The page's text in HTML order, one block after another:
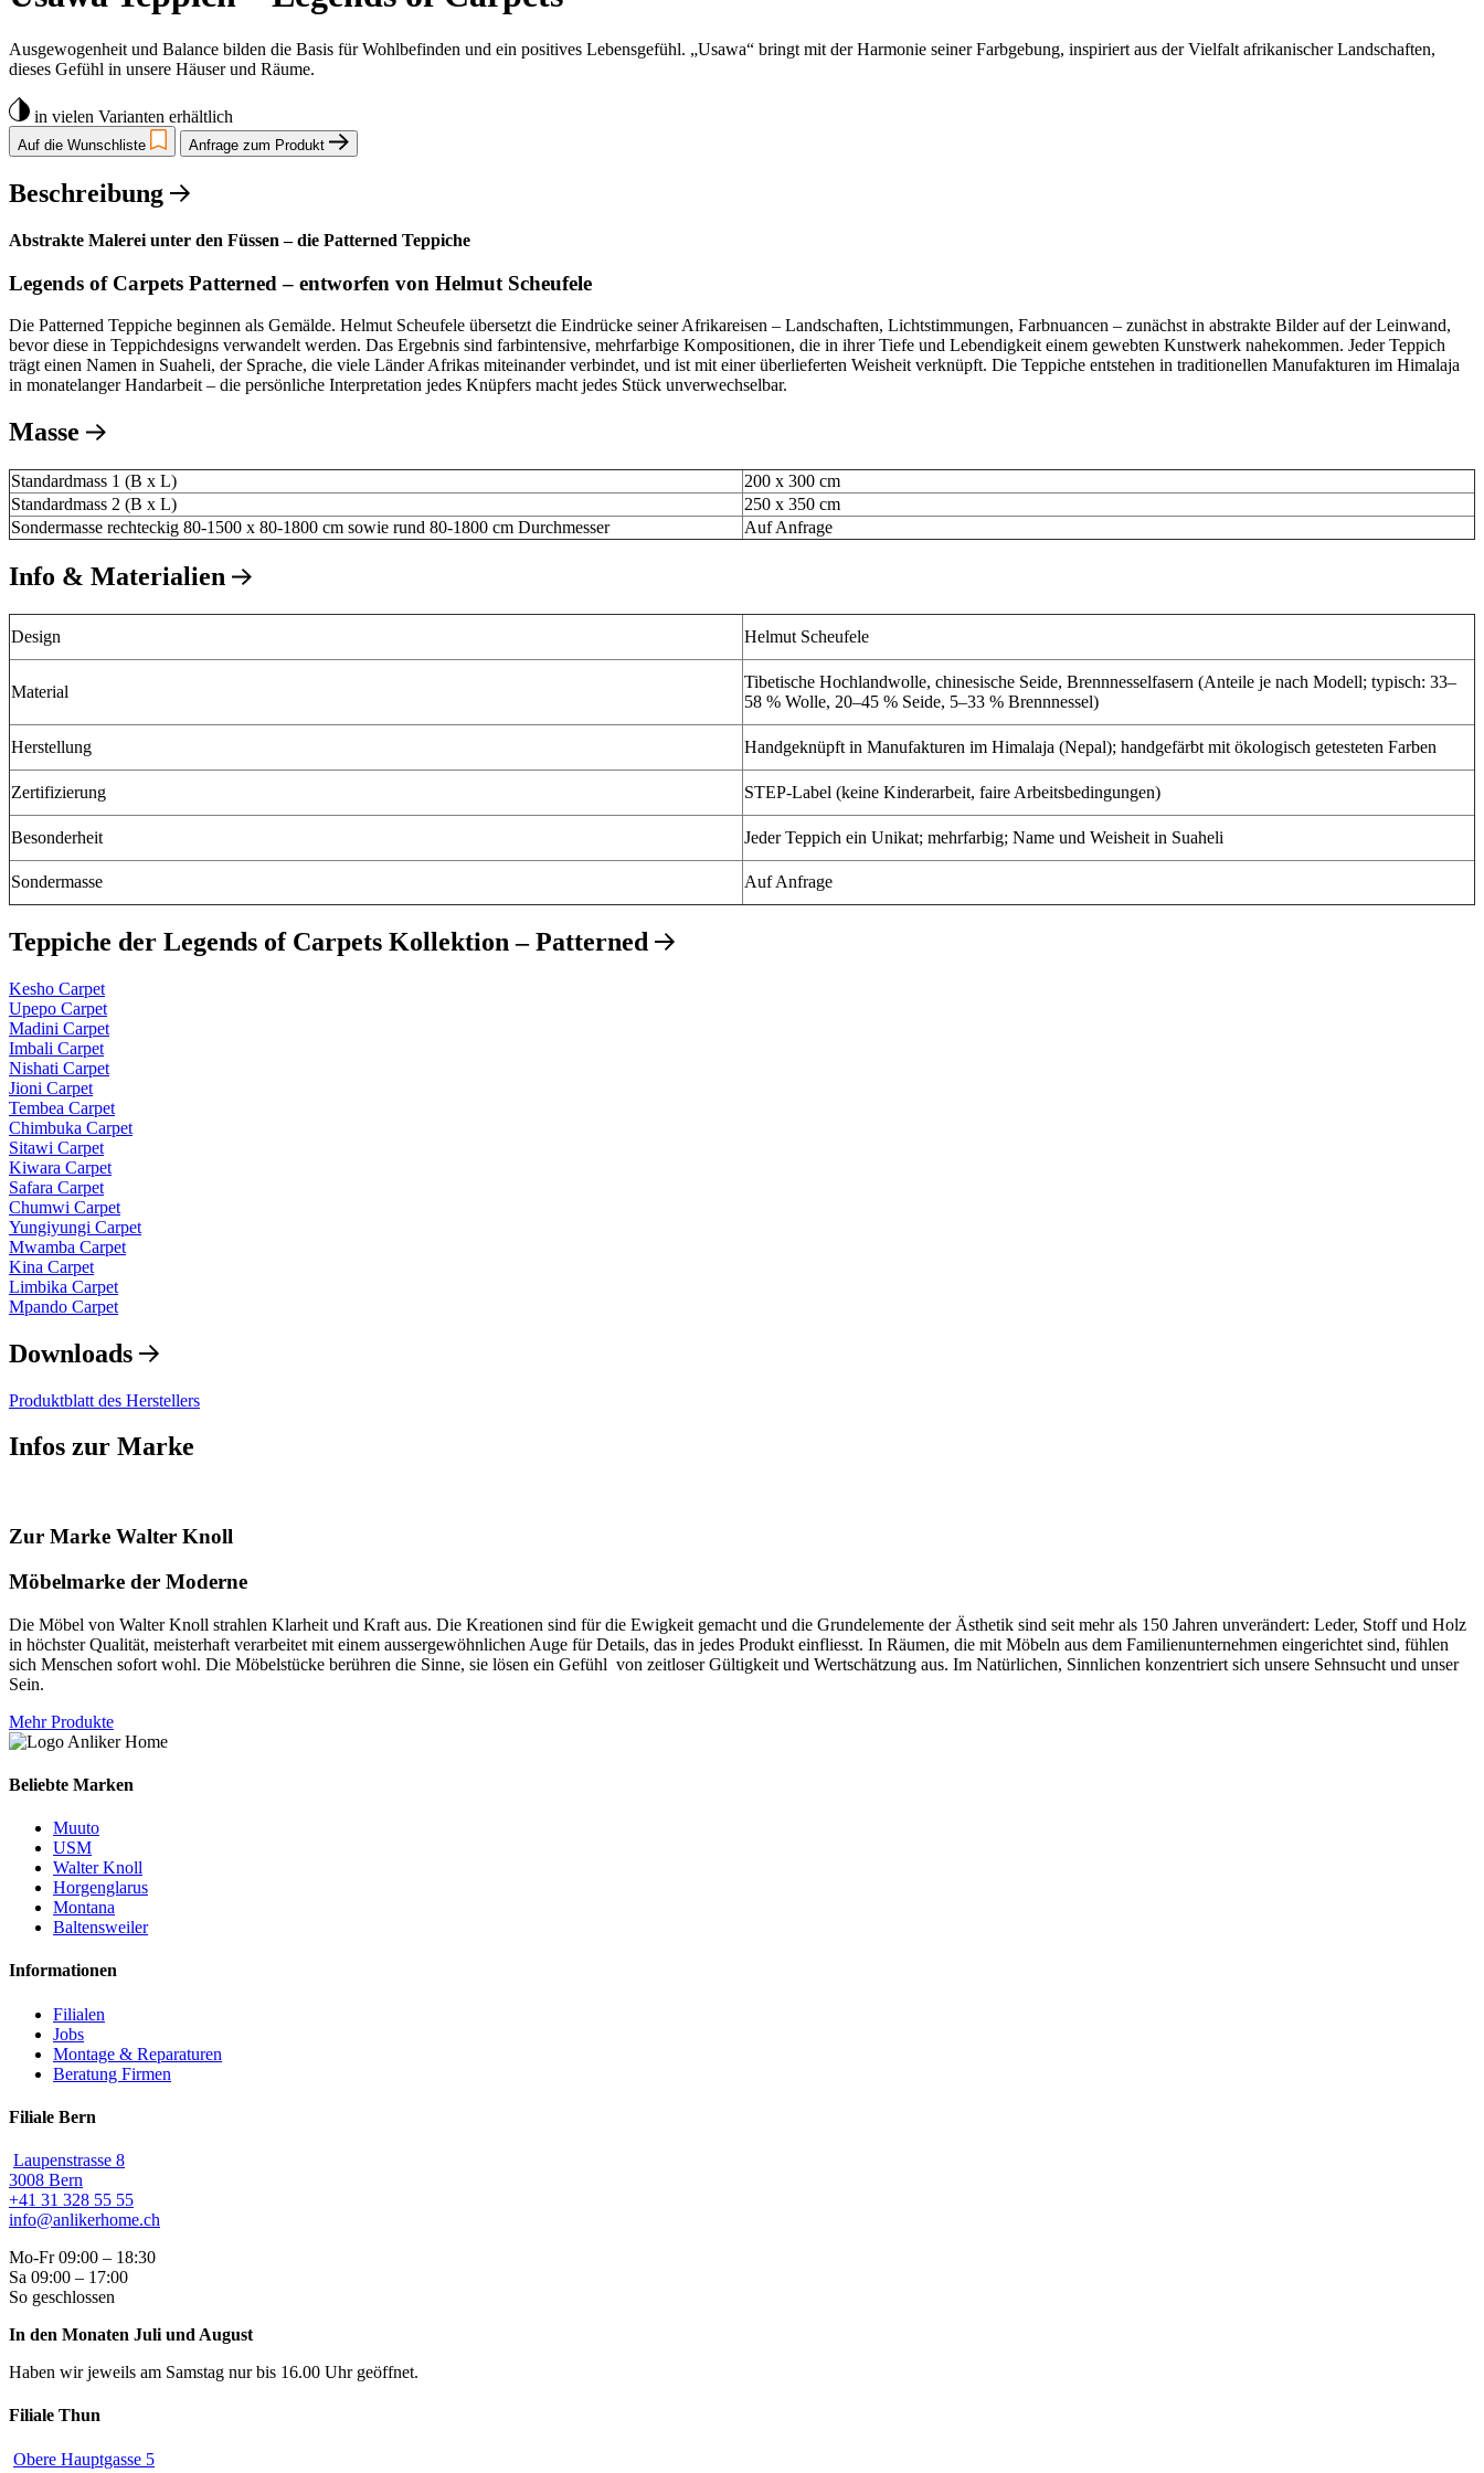
Ausgewogenheit und Balance bilden die Basis für Wohlbefinden und ein positives Lebensgefühl. „Usawa“ bringt mit der Harmonie seiner Farbgebung, inspiriert aus der Vielfalt afrikanischer Landschaften,
dieses Gefühl in unsere Häuser und Räume.
in vielen Varianten erhältlich
Auf die Wunschliste Anfrage zum Produkt
Beschreibung
Abstrakte Malerei unter den Füssen – die Patterned Teppiche
Legends of Carpets Patterned – entworfen von Helmut Scheufele
Die Patterned Teppiche beginnen als Gemälde. Helmut Scheufele übersetzt die Eindrücke seiner Afrikareisen – Landschaften, Lichtstimmungen, Farbnuancen – zunächst in abstrakte Bilder auf der Leinwand,
bevor diese in Teppichdesigns verwandelt werden. Das Ergebnis sind farbintensive, mehrfarbige Kompositionen, die in ihrer Tiefe und Lebendigkeit einem gewebten Kunstwerk nahekommen. Jeder Teppich
trägt einen Namen in Suaheli, der Sprache, die viele Länder Afrikas miteinander verbindet, und ist mit einer überlieferten Weisheit verknüpft. Die Teppiche entstehen in traditionellen Manufakturen im Himalaja
in monatelanger Handarbeit – die persönliche Interpretation jedes Knüpfers macht jedes Stück unverwechselbar.
Masse
Standardmass 1 (B x L)
200 x 300 cm
Standardmass 2 (B x L)
250 x 350 cm
Sondermasse rechteckig 80-1500 x 80-1800 cm sowie rund 80-1800 cm Durchmesser
Auf Anfrage
Info & Materialien
Design Helmut Scheufele
Material
Tibetische Hochlandwolle, chinesische Seide, Brennnesselfasern (Anteile je nach Modell; typisch: 33–
58 % Wolle, 20–45 % Seide, 5–33 % Brennnessel)
Herstellung Handgeknüpft in Manufakturen im Himalaja (Nepal); handgefärbt mit ökologisch getesteten Farben
Zertifizierung STEP-Label (keine Kinderarbeit, faire Arbeitsbedingungen)
Besonderheit Jeder Teppich ein Unikat; mehrfarbig; Name und Weisheit in Suaheli
Sondermasse Auf Anfrage
Teppiche der Legends of Carpets Kollektion – Patterned
Kesho Carpet
Upepo Carpet
Madini Carpet
Imbali Carpet
Nishati Carpet
Jioni Carpet
Tembea Carpet
Chimbuka Carpet
Sitawi Carpet
Kiwara Carpet
Safara Carpet
Chumwi Carpet
Yungiyungi Carpet
Mwamba Carpet
Kina Carpet
Limbika Carpet
Mpando Carpet
Downloads
Produktblatt des Herstellers
Infos zur Marke
Zur Marke Walter Knoll
Möbelmarke der Moderne
Die Möbel von Walter Knoll strahlen Klarheit und Kraft aus. Die Kreationen sind für die Ewigkeit gemacht und die Grundelemente der Ästhetik sind seit mehr als 150 Jahren unverändert: Leder, Stoff und Holz
in höchster Qualität, meisterhaft verarbeitet mit einem aussergewöhnlichen Auge für Details, das in jedes Produkt einfliesst. In Räumen, die mit Möbeln aus dem Familienunternehmen eingerichtet sind, fühlen
sich Menschen sofort wohl. Die Möbelstücke berühren die Sinne, sie lösen ein Gefühl von zeitloser Gültigkeit und Wertschätzung aus. Im Natürlichen, Sinnlichen konzentriert sich unsere Sehnsucht und unser
Sein.
Mehr Produkte
Beliebte Marken
Muuto
USM
Walter Knoll
Horgenglarus
Montana
Baltensweiler
Informationen
Filialen
Jobs
Montage & Reparaturen
Beratung Firmen
Filiale Bern
Laupenstrasse 8
3008 Bern
+41 31 328 55 55
info@anlikerhome.ch
Mo-Fr 09:00 – 18:30
Sa 09:00 – 17:00
So geschlossen
In den Monaten Juli und August
Haben wir jeweils am Samstag nur bis 16.00 Uhr geöffnet.
Filiale Thun
Obere Hauptgasse 5